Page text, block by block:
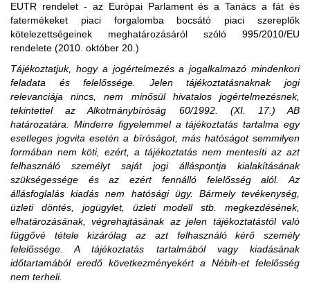
EUTR rendelet - az Európai Parlament és a Tanács a fát és
fatermékeket piaci forgalomba bocsátó piaci szereplők
kötelezettségeinek meghatározásáról szóló 995/2010/EU
rendelete (2010. október 20.)
Tájékoztatjuk, hogy a jogértelmezés a jogalkalmazó mindenkori
feladata és felelőssége. Jelen tájékoztatásnaknak jogi
relevanciája nincs, nem minősül hivatalos jogértelmezésnek,
tekintettel az Alkotmánybíróság 60/1992. (XI. 17.) AB
határozatára. Minderre figyelemmel a tájékoztatás tartalma egy
esetleges jogvita esetén a bíróságot, más hatóságot semmilyen
formában nem köti, ezért, a tájékoztatás nem mentesíti az azt
felhasználó személyt saját jogi álláspontja kialakításának
szükségessége és az ezért fennálló felelősség alól. Az
állásfoglalás kiadás nem hatósági ügy. Bármely tevékenység,
üzleti döntés, jogügylet, üzleti modell stb. megkezdésének,
elhatározásának, végrehajtásának az jelen tájékoztatástól való
függővé tétele kizárólag az azt felhasználó kérő személy
felelőssége. A tájékoztatás tartalmából vagy kiadásának
időtartamából eredő következményekért a Nébih-et felelősség
nem terheli.
1. Mennyi idő múlva kerülhetek le a
honlapon közzétett jogsértések listájáról?
A közzétételtől számított ötödik év leteltekor. A tevékenység
korlátozásra utaló határozati részt hamarabb is el lehet
távolítani, amennyiben az ügyfél igazolja, hogy a korlátozás
megszüntetéséhez szükséges feltételt teljesítette.
Az érintett faanyag kereskedelmi lánchoz tartozó
tevékenységének felfüggesztése vagy tiltása, a
felfüggesztés vagy a tiltás fennállásáig szerepel a
honlapon.